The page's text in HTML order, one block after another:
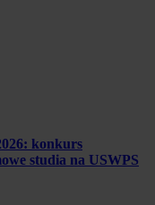
konkurs
studia na USWPS